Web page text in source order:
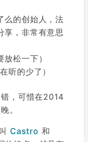
么的创始人，法
享，非常有意思
松一下）
听的少了）
错，可惜在2014
。
Castro和